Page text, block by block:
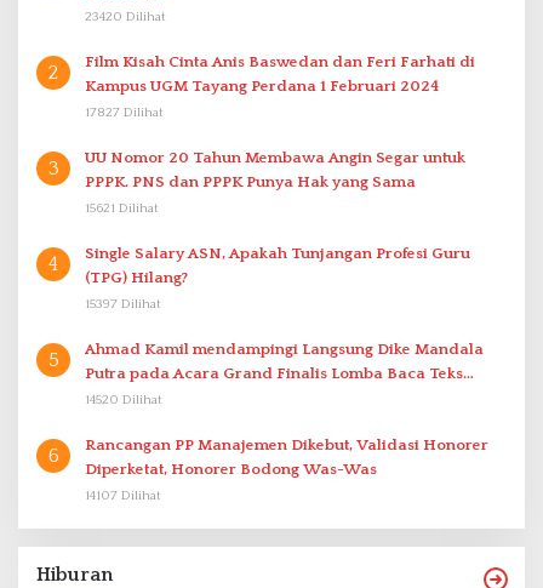
23420 Dilihat
2
Film Kisah Cinta Anis Baswedan dan Feri Farhati di
Kampus UGM Tayang Perdana 1 Februari 2024
17827 Dilihat
3
UU Nomor 20 Tahun Membawa Angin Segar untuk
PPPK. PNS dan PPPK Punya Hak yang Sama
15621 Dilihat
4
Single Salary ASN, Apakah Tunjangan Profesi Guru
(TPG) Hilang?
15397 Dilihat
5
Ahmad Kamil mendampingi Langsung Dike Mandala
Putra pada Acara Grand Finalis Lomba Baca Teks
Proklamasi Mirip Bung Karno di Bali
14520 Dilihat
6
Rancangan PP Manajemen Dikebut, Validasi Honorer
Diperketat, Honorer Bodong Was-Was
14107 Dilihat
Hiburan